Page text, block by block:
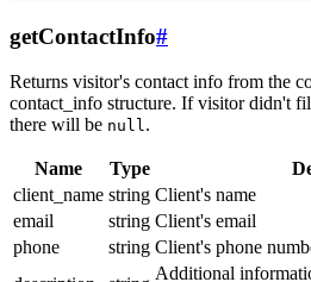
getContactInfo#
Returns visitor's contact info from the
contact_info structure. If visitor didn't
there will be null.
Name Type
client_name string Client's name
email
string Client's email
phone
string Client's phone
Additional